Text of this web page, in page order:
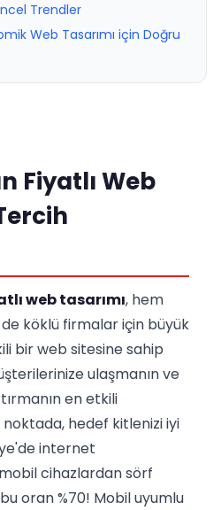
Trendler
Web Tasarımı için Doğru
Fiyatlı Web
web tasarımı, hem
köklü firmalar için büyük
bir web sitesine sahip
ulaşmanın ve
en etkili
noktada, hedef kitlenizi iyi
internet
mobil cihazlardan sörf
oran %70! Mobil uyumlu